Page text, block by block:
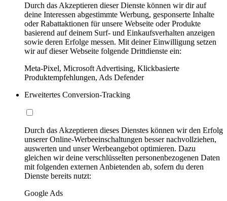
Durch das Akzeptieren dieser Dienste können wir dir auf
deine Interessen abgestimmte Werbung, gesponserte Inhalte
oder Rabattaktionen für unsere Webseite oder Produkte
basierend auf deinem Surf- und Einkaufsverhalten anzeigen
sowie deren Erfolge messen. Mit deiner Einwilligung setzen
wir auf dieser Webseite folgende Drittdienste ein:
Meta-Pixel, Microsoft Advertising, Klickbasierte
Produktempfehlungen, Ads Defender
Erweitertes Conversion-Tracking
Durch das Akzeptieren dieses Dienstes können wir den Erfolg
unserer Online-Werbeeinschaltungen besser nachvollziehen,
auswerten und unser Werbeangebot optimieren. Dazu
gleichen wir deine verschlüsselten personenbezogenen Daten
mit folgenden externen Anbietenden ab, sofern du deren
Dienste bereits nutzt:
Google Ads